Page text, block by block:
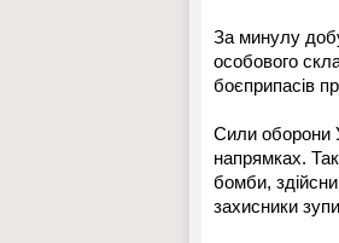
За минулу
особового
боєприпасів
Сили оборони
напрямках.
бомби,
захисники